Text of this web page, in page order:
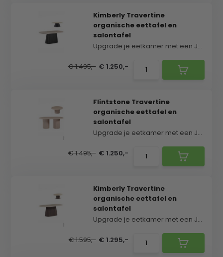
Kimberly Travertine
organische eettafel en
salontafel
Upgrade je eetkamer met een Japandi stijl eettafe...
€ 1.495,- € 1.250,-
Flintstone Travertine
organische eettafel en
salontafel
Upgrade je eetkamer met een Japandi stijl eettafe...
€ 1.495,- € 1.250,-
Kimberly Travertine
organische eettafel en
salontafel
Upgrade je eetkamer met een Japandi stijl eettafe...
€ 1.595,- € 1.295,-